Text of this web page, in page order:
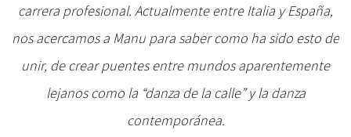
carrera profesional. Actualmente entre Italia y España,
nos acercamos a Manu para saber como ha sido esto de
unir, de crear puentes entre mundos aparentemente
lejanos como la “danza de la calle” y la danza
contemporánea.